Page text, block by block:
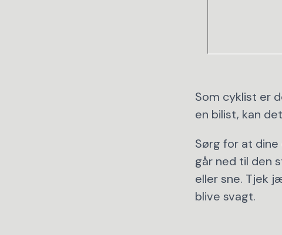
Som cyklist er
en bilist, kan
Sørg for at dine
går ned til den
eller sne. Tjek
blive svagt.